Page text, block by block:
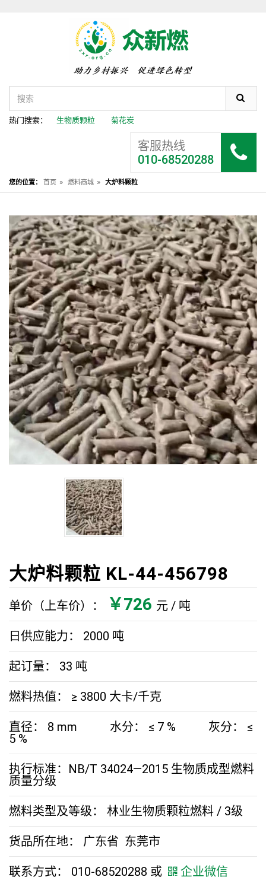
热门搜索： 生物质颗粒 菊花炭
客服热线
010-68520288
您的位置： 首页 » 燃料商城 » 大炉料颗粒
大炉料颗粒 KL-44-456798
单价（上车价）： ￥726 元 / 吨
日供应能力： 2000 吨
起订量： 33 吨
燃料热值： ≥ 3800 大卡/千克
直径： 8 mm 水分： ≤ 7 % 灰分：
≤
5 %
执行标准：NB/T 34024—2015 生物质成型燃料
质量分级
燃料类型及等级： 林业生物质颗粒燃料 / 3级
货品所在地： 广东省 东莞市
联系方式： 010-68520288 或 企业微信